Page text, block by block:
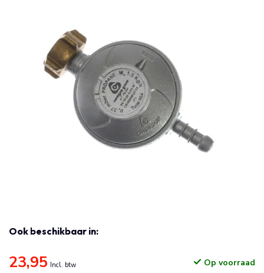
Ook beschikbaar in:
23,95 Incl. btw Op voorraad